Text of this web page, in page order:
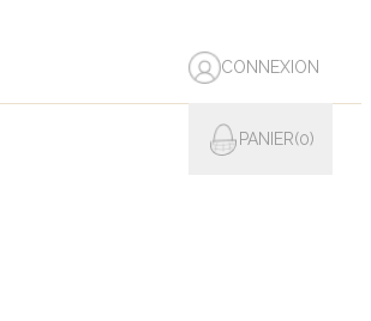
CONNEXION
PANIER 0